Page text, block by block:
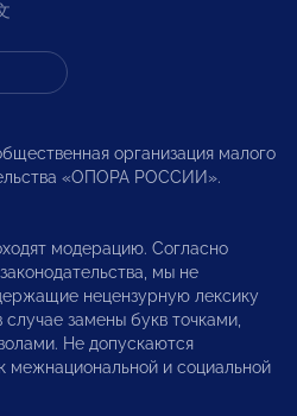
организация малого
«ОПОРА РОССИИ».
модерацию. Согласно
мы не
нецензурную лексику
замены букв точками,
Не допускаются
и социальной